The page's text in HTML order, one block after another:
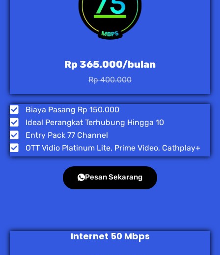
Rp 365.000/bulan
Rp 400.000
Biaya Pasang Rp 150.000
Ideal Perangkat Terhubung Hingga 10
Entry Pack 77 Channel
OTT Vidio Platinum Lite, Prime Video, Cathplay+
Pesan Sekarang
Internet 50 Mbps